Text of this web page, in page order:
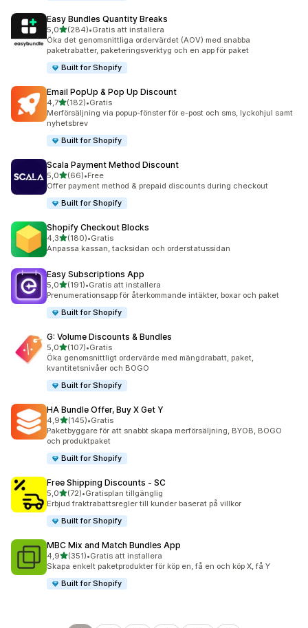
Easy Bundles Quantity Breaks
5,0av 5 stjärnor
(284)
284 recensioner totalt
•Gratis att installera
Öka det genomsnittliga ordervärdet (AOV) med snabba
paketrabatter, paketeringsverktyg och en app för paket
Built for Shopify
Email PopUp & Pop Up Discount
4,7av 5 stjärnor
(182)
182 recensioner totalt
•Gratis
Merförsäljning via popup-fönster för e-post och sms, lyckohjul samt
nyhetsbrev
Built for Shopify
Scala Payment Method Discount
5,0av 5 stjärnor
(66)
66 recensioner totalt
•Free
Offer payment method & prepaid discounts during checkout
Built for Shopify
Shopify Checkout Blocks
4,3av 5 stjärnor
(180)
180 recensioner totalt
•Gratis
Anpassa kassan, tacksidan och orderstatussidan
Easy Subscriptions App
5,0av 5 stjärnor
(191)
191 recensioner totalt
•Gratis att installera
Prenumerationsapp för återkommande intäkter, boxar och paket
Built for Shopify
G: Volume Discounts & Bundles
5,0av 5 stjärnor
(107)
107 recensioner totalt
•Gratis
Öka genomsnittligt ordervärde med mängdrabatt, paket,
kvantitetsnivåer och BOGO
Built for Shopify
HA Bundle Offer, Buy X Get Y
4,9av 5 stjärnor
(145)
145 recensioner totalt
•Gratis
Paketbyggare för att snabbt skapa merförsäljning, BYOB, BOGO
och produktpaket
Built for Shopify
Free Shipping Discounts ‑ SC
5,0av 5 stjärnor
(72)
72 recensioner totalt
•Gratisplan tillgänglig
Erbjud fraktrabattsregler till kunder baserat på villkor
Built for Shopify
MBC Mix and Match Bundles App
4,9av 5 stjärnor
(351)
351 recensioner totalt
•Gratis att installera
Skapa enkelt paketprodukter för köp en, få en och köp X, få Y
Built for Shopify